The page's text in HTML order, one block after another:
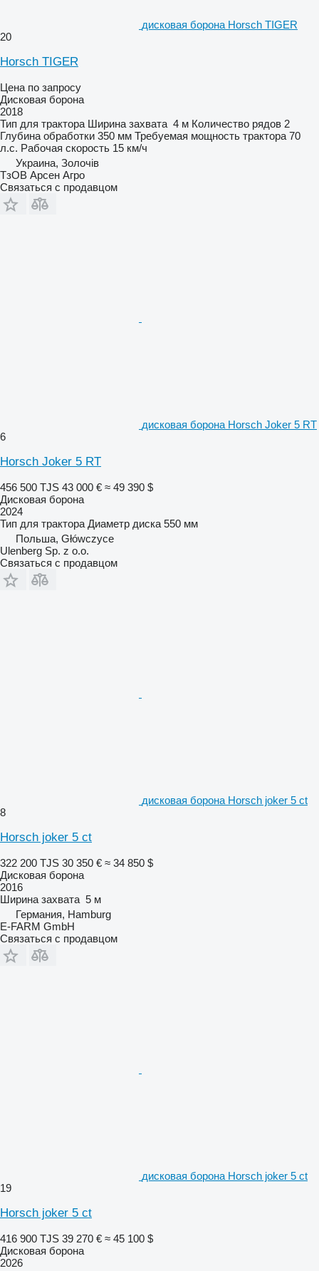
дисковая борона Horsch TIGER
20
Horsch TIGER
Цена по запросу
Дисковая борона
2018
Тип для трактора Ширина захвата 4 м Количество рядов 2
Глубина обработки 350 мм Требуемая мощность трактора 70
л.с. Рабочая скорость 15 км/ч
Украина, Золочів
ТзОВ Арсен Агро
Связаться с продавцом
дисковая борона Horsch Joker 5 RT
6
Horsch Joker 5 RT
456 500 TJS 43 000 € ≈ 49 390 $
Дисковая борона
2024
Тип для трактора Диаметр диска 550 мм
Польша, Główczyce
Ulenberg Sp. z o.o.
Связаться с продавцом
дисковая борона Horsch joker 5 ct
8
Horsch joker 5 ct
322 200 TJS 30 350 € ≈ 34 850 $
Дисковая борона
2016
Ширина захвата 5 м
Германия, Hamburg
E-FARM GmbH
Связаться с продавцом
дисковая борона Horsch joker 5 ct
19
Horsch joker 5 ct
416 900 TJS 39 270 € ≈ 45 100 $
Дисковая борона
2026